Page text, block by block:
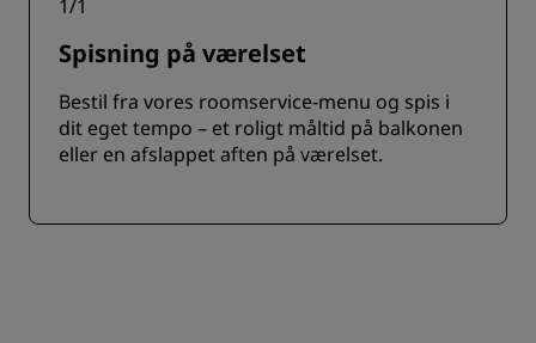
1/1
Spisning på værelset
Bestil fra vores roomservice-menu og spis i
dit eget tempo – et roligt måltid på balkonen
eller en afslappet aften på værelset.